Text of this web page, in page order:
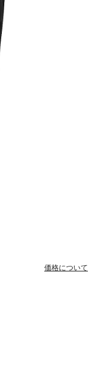
価格について